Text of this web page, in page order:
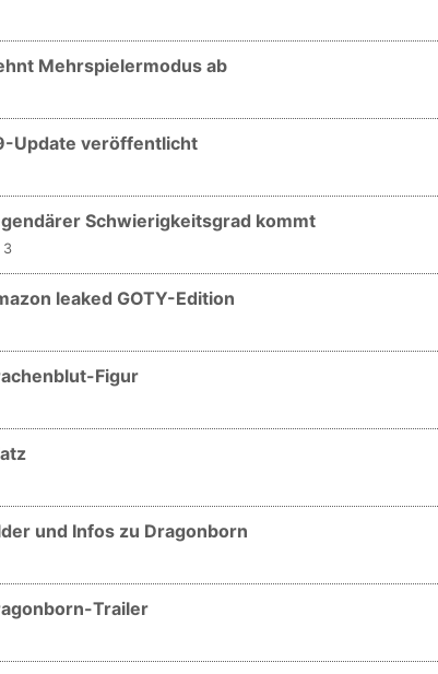
Mehrspielermodus ab
Update veröffentlicht
Schwierigkeitsgrad kommt
3
leaked GOTY-Edition
Figur
und Infos zu Dragonborn
Trailer